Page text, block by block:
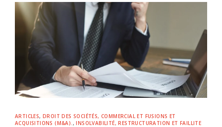
ARTICLES,DROIT DES SOCIÉTÉS, COMMERCIAL ET FUSIONS ET
ACQUISITIONS (M&A). ,INSOLVABILITÉ, RESTRUCTURATION ET FAILLITE